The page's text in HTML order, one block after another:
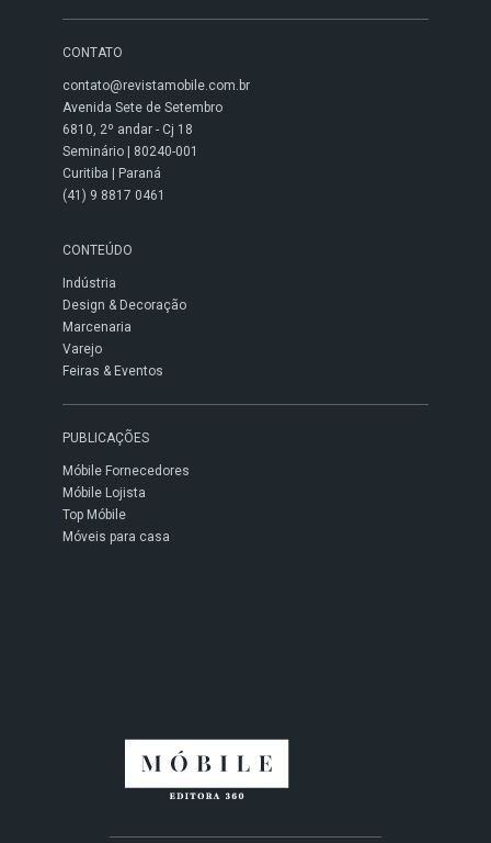
CONTATO
contato@revistamobile.com.br
Avenida Sete de Setembro
6810, 2º andar - Cj 18
Seminário | 80240-001
Curitiba | Paraná
(41) 9 8817 0461
CONTEÚDO
Indústria
Design & Decoração
Marcenaria
Varejo
Feiras & Eventos
PUBLICAÇÕES
Móbile Fornecedores
Móbile Lojista
Top Móbile
Móveis para casa